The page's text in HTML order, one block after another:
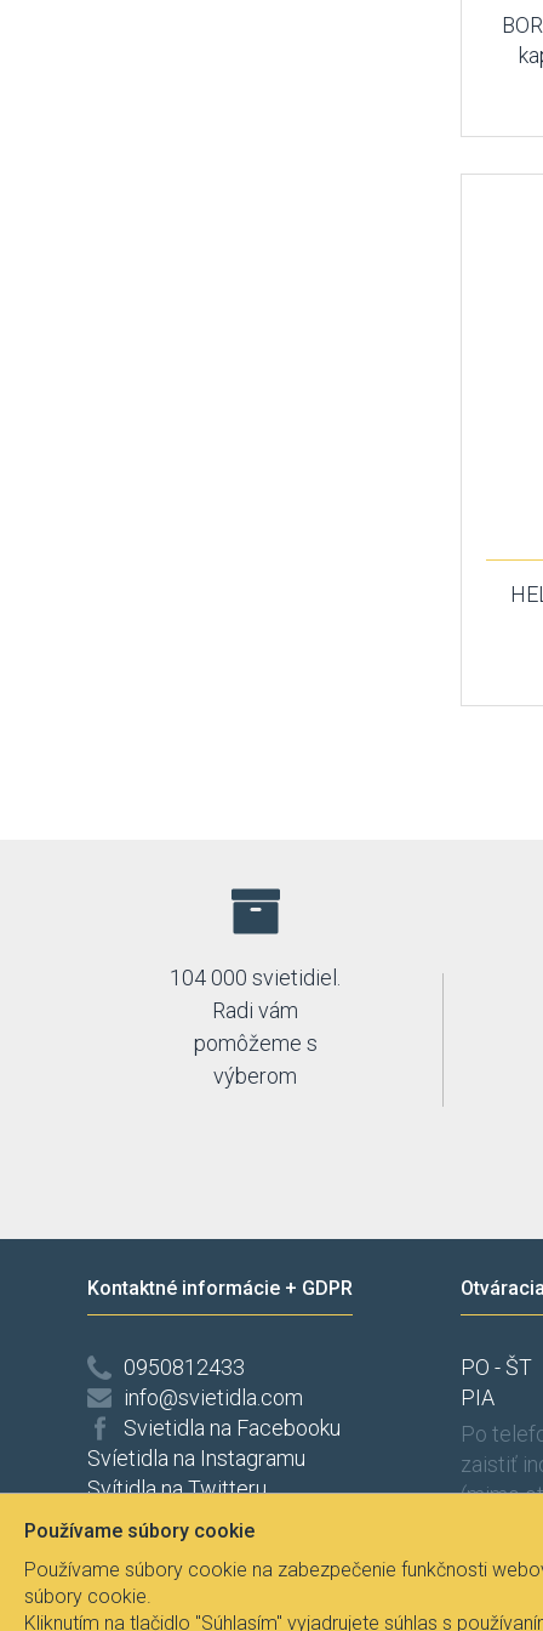
104 000 svietidiel.
Radi vám
pomôžeme s
výberom
Kontaktné informácie + GDPR
0950812433
info@svietidla.com
Svietidla na Facebooku
Svíetidla na Instagramu
Svítidla na Twitteru
Ochrana osobních údajů
Odstúpenie od zmluvy
PO - ŠT
PIA
Po
zaistiť
(mimo
Používame súbory cookie
Používame súbory cookie na zabezpečenie funkčnosti
súbory cookie.
Kliknutím na tlačidlo "Súhlasím" vyjadrujete súhlas s